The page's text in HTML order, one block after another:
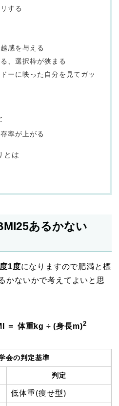
する
感を与える
、選択枠が狭まる
ーに映った自分を見てガッ
率が上がる
とは
あるかない
1度になりますので肥満と標
かないかで考えてよいと思
体重kg ÷ (身長m)2
会の判定基準
判定
低体重(痩せ型)